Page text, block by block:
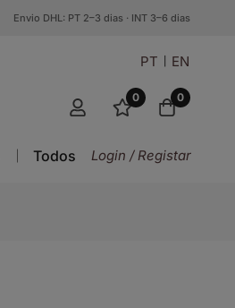
Envio DHL: PT 2–3 dias · INT 3–6 dias
PT EN
0 0
Todos Login / Registar